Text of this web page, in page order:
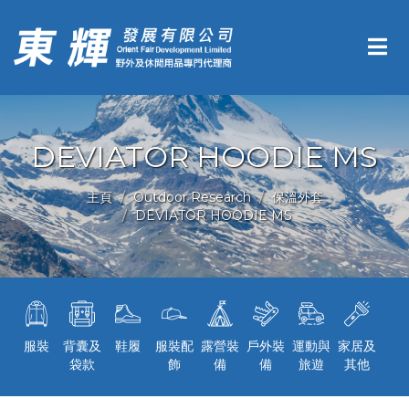
DEVIATOR HOODIE MS
主頁 Outdoor Research
保溫外套
DEVIATOR HOODIE MS
服裝
背囊及
袋款
鞋履
服裝配
飾
露營裝
備
戶外裝
備
運動與
旅遊
家居及
其他